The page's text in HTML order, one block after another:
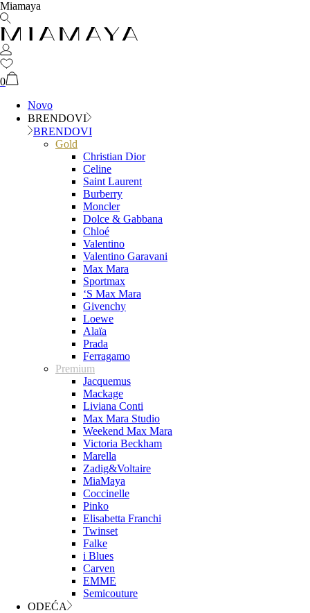
Miamaya
0
Novo
BRENDOVI
BRENDOVI
Gold
Christian Dior
Celine
Saint Laurent
Burberry
Moncler
Dolce & Gabbana
Chloé
Valentino
Valentino Garavani
Max Mara
Sportmax
‘S Max Mara
Givenchy
Loewe
Alaïa
Prada
Ferragamo
Premium
Jacquemus
Mackage
Liviana Conti
Max Mara Studio
Weekend Max Mara
Victoria Beckham
Marella
Zadig&Voltaire
MiaMaya
Coccinelle
Pinko
Elisabetta Franchi
Twinset
Falke
i Blues
Carven
EMME
Semicouture
ODEĆA